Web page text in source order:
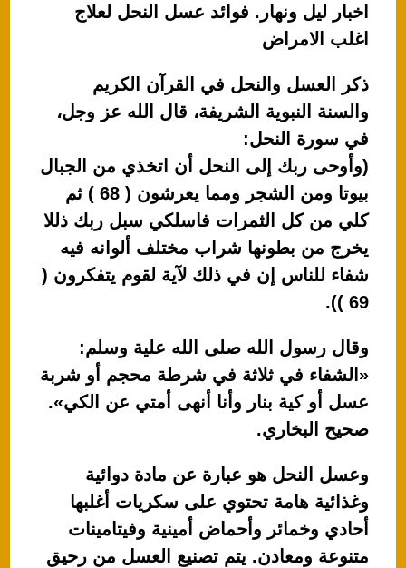
اخبار ليل ونهار. فوائد عسل النحل لعلاج
اغلب الامراض
ذكر العسل والنحل في القرآن الكريم
والسنة النبوية الشريفة، قال الله عز وجل،
في سورة النحل:
(وأوحى ربك إلى النحل أن اتخذي من الجبال
بيوتا ومن الشجر ومما يعرشون ( 68 ) ثم
كلي من كل الثمرات فاسلكي سبل ربك ذللا
يخرج من بطونها شراب مختلف ألوانه فيه
شفاء للناس إن في ذلك لآية لقوم يتفكرون (
69 )).
وقال رسول الله صلى الله علية وسلم:
«الشفاء في ثلاثة في شرطة محجم أو شربة
عسل أو كية بنار وأنا أنهى أمتي عن الكي».
صحيح البخاري.
وعسل النحل هو عبارة عن مادة دوائية
وغذائية هامة تحتوي على سكريات أغلبها
أحادي وخمائر وأحماض أمينية وفيتامينات
متنوعة ومعادن. يتم تصنيع العسل من رحيق